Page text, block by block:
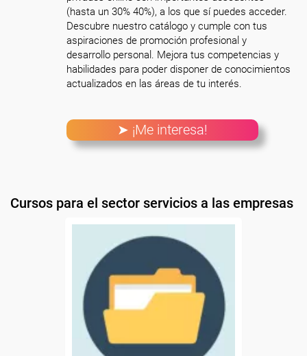
(hasta un 30% 40%), a los que sí puedes acceder.
Descubre nuestro catálogo y cumple con tus
aspiraciones de promoción profesional y
desarrollo personal. Mejora tus competencias y
habilidades para poder disponer de conocimientos
actualizados en las áreas de tu interés.
➤ ¡Me interesa!
Cursos para el sector servicios a las empresas